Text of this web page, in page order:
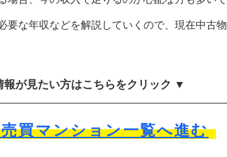
な年収などを解説していくので、現在中古
が見たい方はこちらをクリック ▼
買マンション一覧へ進む